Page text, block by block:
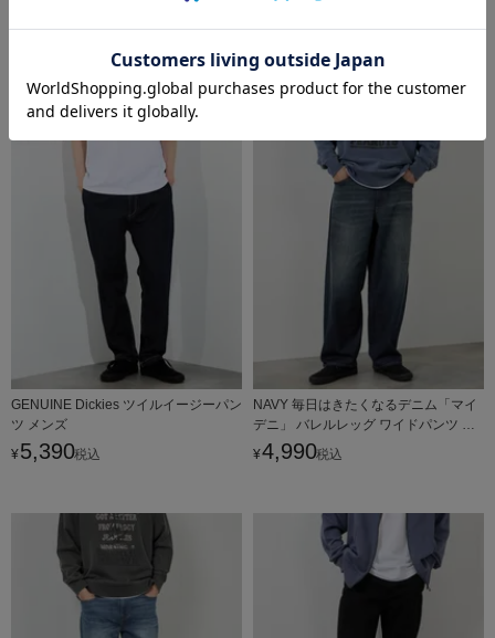
5,490税込
GENUINE Dickies ツイルイージーパン
ツ メンズ
¥ 5,390税込
NAVY 毎日はきたくなるデニム「マイ
デニ」 バレルレッグ ワイドパンツ メ
ンズ
¥ 4,990税込